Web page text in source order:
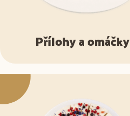
Přílohy a omáčky